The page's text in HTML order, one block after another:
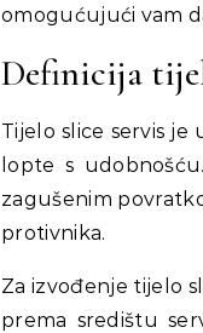
omogućujući vam
Definicija
Tijelo slice servis
lopte s
zagušenim
protivnika.
Za izvođenje tijelo
prema središtu